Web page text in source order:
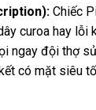
Chiếc
curoa hay lỗi
ngay đội thợ
có mặt siêu